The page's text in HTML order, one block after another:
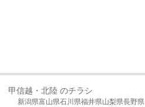
甲信越・北陸 のチラシ
新潟県富山県石川県福井県山梨県長野県